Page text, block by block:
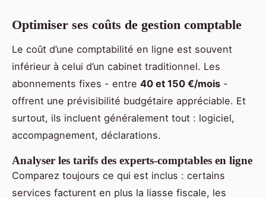
Optimiser ses coûts de gestion comptable
Le coût d’une comptabilité en ligne est souvent
inférieur à celui d’un cabinet traditionnel. Les
abonnements fixes - entre 40 et 150 €/mois -
offrent une prévisibilité budgétaire appréciable. Et
surtout, ils incluent généralement tout : logiciel,
accompagnement, déclarations.
Analyser les tarifs des experts-comptables en ligne
Comparez toujours ce qui est inclus : certains
services facturent en plus la liasse fiscale, les